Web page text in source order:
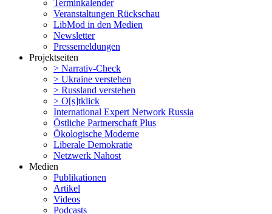
Termin­ka­lender
Veran­stal­tungen Rückschau
LibMod in den Medien
Newsletter
Presse­mel­dungen
Projekt­seiten
> Narrativ-Check
> Ukraine verstehen
> Russland verstehen
> O[s]tklick
Inter­na­tional Expert Network Russia
Östliche Partner­schaft Plus
Ökolo­gische Moderne
Liberale Demokratie
Netzwerk Nahost
Medien
Publi­ka­tionen
Artikel
Videos
Podcasts